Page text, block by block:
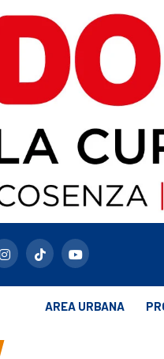
AREA URBANA